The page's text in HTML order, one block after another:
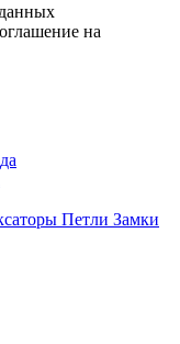
на
Петли Замки